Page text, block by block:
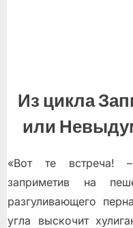
Из цикла
или
«Вот те встреча!
заприметив на
разгуливающего
угла выскочит